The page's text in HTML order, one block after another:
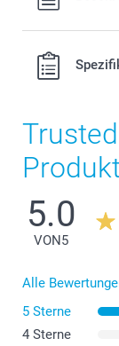
5.0
VON5
Alle
5 Sterne
4 Sterne